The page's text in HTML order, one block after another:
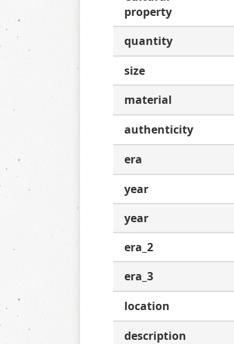
property
quantity
size
material
authenticity
era
year
year
era_2
era_3
location
description